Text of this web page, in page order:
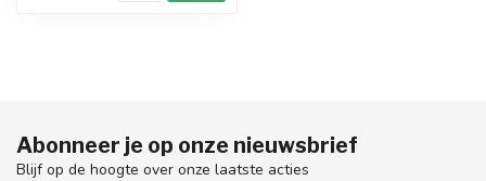
Abonneer je op onze nieuwsbrief
Blijf op de hoogte over onze laatste acties